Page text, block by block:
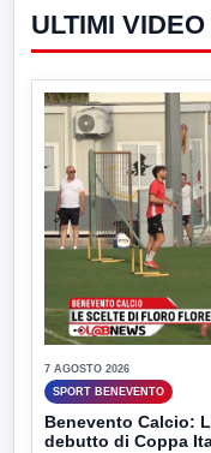
ULTIMI VIDEO
7 AGOSTO 2026
SPORT BENEVENTO
Benevento Calcio:
debutto di Coppa